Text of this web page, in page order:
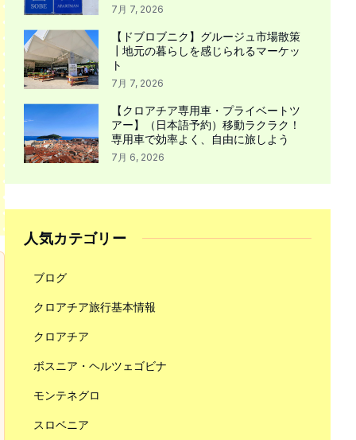
7月 7, 2026
【ドブロブニク】グルージュ市場散策
┃地元の暮らしを感じられるマーケッ
ト
7月 7, 2026
【クロアチア専用車・プライベートツ
アー】（日本語予約）移動ラクラク！
専用車で効率よく、自由に旅しよう
7月 6, 2026
人気カテゴリー
ブログ
クロアチア旅行基本情報
クロアチア
ボスニア・ヘルツェゴビナ
モンテネグロ
スロベニア